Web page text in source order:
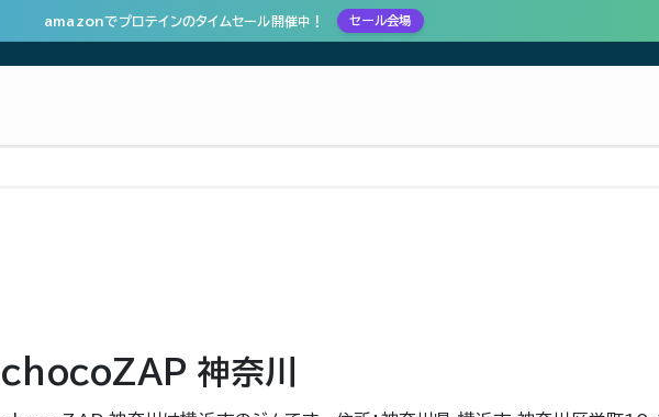
amazonでプロテインのタイムセール開催中！ セール会場
chocoZAP 神奈川